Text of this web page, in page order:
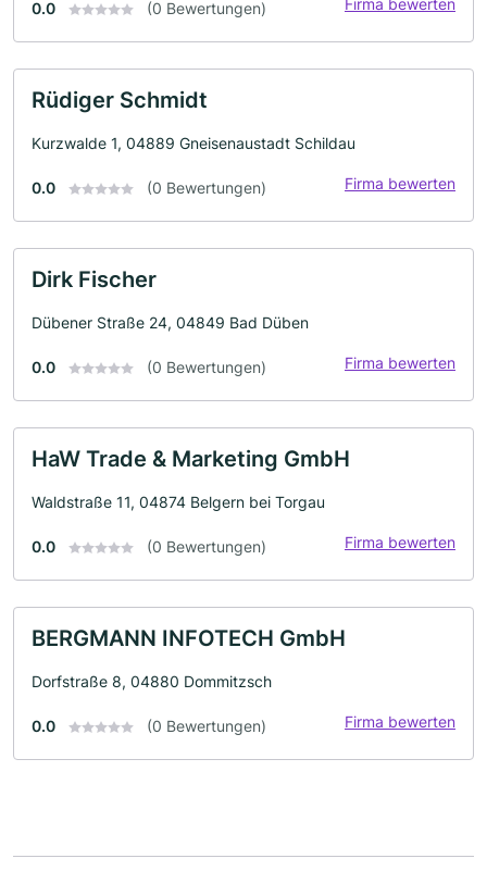
0.0 (0 Bewertungen)
Rüdiger Schmidt
Kurzwalde 1, 04889 Gneisenaustadt Schildau
0.0 (0 Bewertungen) Firma bewerten
Dirk Fischer
Dübener Straße 24, 04849 Bad Düben
0.0 (0 Bewertungen) Firma bewerten
HaW Trade & Marketing GmbH
Waldstraße 11, 04874 Belgern bei Torgau
0.0 (0 Bewertungen) Firma bewerten
BERGMANN INFOTECH GmbH
Dorfstraße 8, 04880 Dommitzsch
0.0 (0 Bewertungen) Firma bewerten